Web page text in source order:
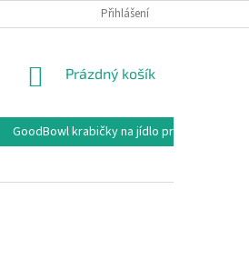
OBCHODNÍ PODMÍNKY
Přihlášení
NÁKUPNÍ
Prázdný košík
GoodBowl krabičky na jídlo pro rozvoz a